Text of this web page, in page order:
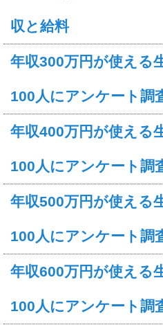
収と給料
年収300万円が使える
100人にアンケート調
年収400万円が使える
100人にアンケート調
年収500万円が使える
100人にアンケート調
年収600万円が使える
100人にアンケート調